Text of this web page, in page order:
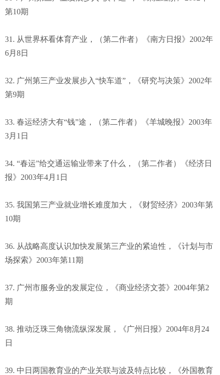
第10期
31. 从世界杯看体育产业，（第二作者）《南方日报》2002年
6月8日
32. 广州第三产业发展步入“快车道”，《研究与决策》2002年
第9期
33. 春运经济大有“钱”途，（第二作者）《羊城晚报》2003年
3月1日
34. “春运”给交通运输业带来了什么，（第二作者）《经济日
报》2003年4月1日
35. 我国第三产业就业增长难度加大，《财贸经济》2003年第
10期
36. 从战略高度认识加快发展第三产业的紧迫性，《计划与市
场探索》2003年第11期
37. 广州市服务业的发展定位，《商业经济文荟》2004年第2
期
38. 推动泛珠三角物流纵深发展，《广州日报》2004年8月24
日
39. 中日两国教育业的产业关联与波及特点比较，《外国教育